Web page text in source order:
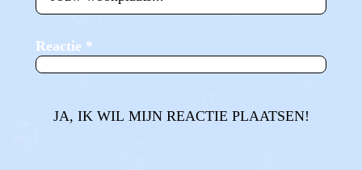
Reactie *
JA, IK WIL MIJN REACTIE PLAATSEN!